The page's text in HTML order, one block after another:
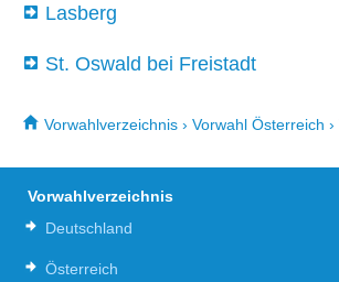
Lasberg
St. Oswald bei Freistadt
Vorwahlverzeichnis › Vorwahl Österreich ›
Vorwahlverzeichnis
Deutschland
Österreich